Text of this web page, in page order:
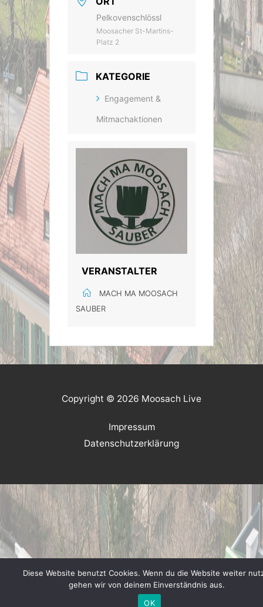
Pelkovenschlössl
Moosacher St-Martins-
Platz 2
KATEGORIE
Engagement &
Mitmachaktionen
VERANSTALTER
MACH MA MOOSACH
SAUBER
Copyright © 2026 Moosach Live
Impressum
Datenschutzerklärung
Diese Website benutzt Cookies. Wenn du die Website weiter
gehen wir von deinem Einverständnis aus.
OK